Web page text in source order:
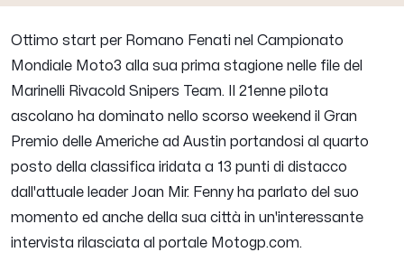
Ottimo start perRomano Fenati nel Campionato
Mondiale Moto3 alla sua prima stagione nelle file del
Marinelli Rivacold Snipers Team. Il 21enne pilota
ascolano ha dominato nello scorso weekend il Gran
Premio delle Americhe ad Austin portandosi al quarto
posto della classifica iridata a 13 punti di distacco
dall'attuale leader Joan Mir. Fenny ha parlato del suo
momento ed anche della sua città in un'interessante
intervista rilasciata al portale Motogp.com.